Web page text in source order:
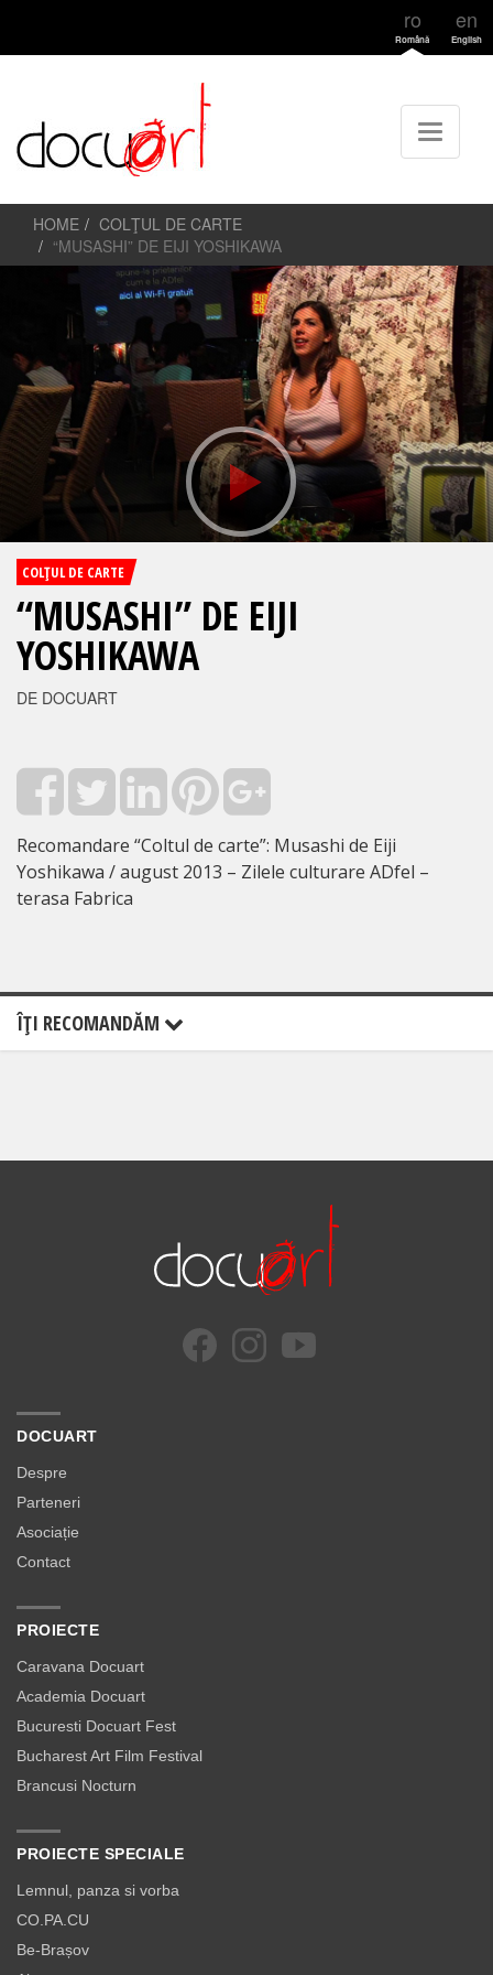
ro
Română
en
English
HOME
COLŢUL DE CARTE
“MUSASHI” DE EIJI YOSHIKAWA
COLŢUL DE CARTE
“MUSASHI” DE EIJI
YOSHIKAWA
DE DOCUART
Recomandare “Coltul de carte”: Musashi de Eiji
Yoshikawa / august 2013 – Zilele culturare ADfel –
terasa Fabrica
ÎŢI RECOMANDĂM
DOCUART
Despre
Parteneri
Asociație
Contact
PROIECTE
Caravana Docuart
Academia Docuart
Bucuresti Docuart Fest
Bucharest Art Film Festival
Brancusi Nocturn
PROIECTE SPECIALE
Lemnul, panza si vorba
CO.PA.CU
Be-Brașov